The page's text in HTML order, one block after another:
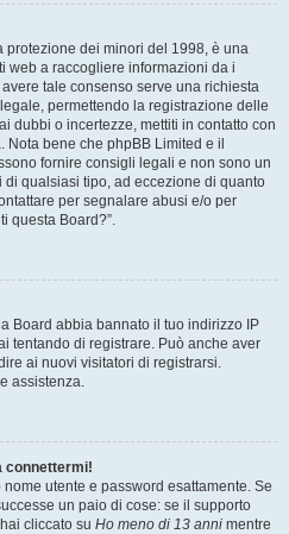
protezione dei minori del 1998, è una
web a raccogliere informazioni da i
tale consenso serve una richiesta
permettendo la registrazione delle
dubbi o incertezze, mettiti in contatto con
bene che phpBB Limited e il
fornire consigli legali e non sono un
qualsiasi tipo, ad eccezione di quanto
per segnalare abusi e/o per
questa Board?”.
Board abbia bannato il tuo indirizzo IP
tentando di registrare. Può anche aver
ai nuovi visitatori di registrarsi.
assistenza.
connettermi!
utente e password esattamente. Se
un paio di cose: se il supporto
cliccato su Ho meno di 13 anni mentre